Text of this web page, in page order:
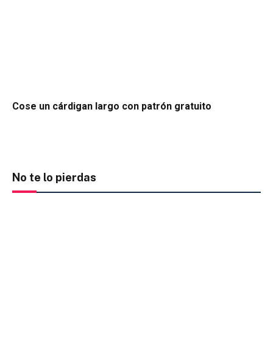
Cose un cárdigan largo con patrón gratuito
No te lo pierdas